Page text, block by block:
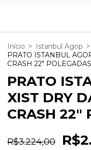
Início > Istanbul Agop >
PRATO ISTANBUL
CRASH 22" POLEGADAS
PRATO
XIST DRY
CRASH 22"
R$3.224,00